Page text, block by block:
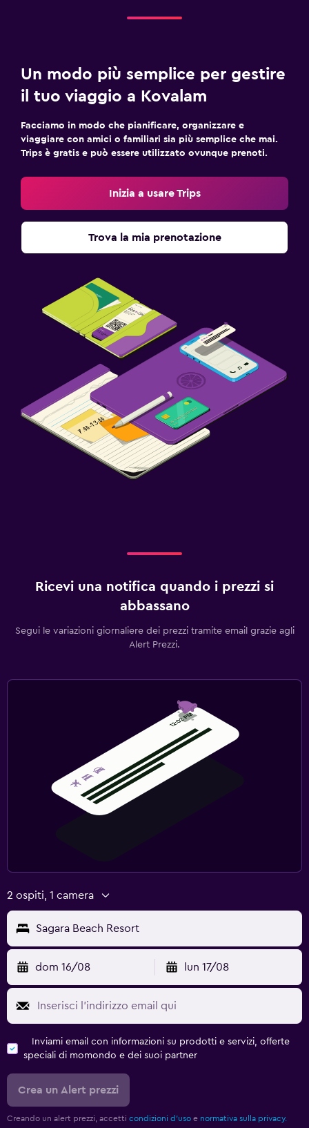
Un modo più semplice per gestire
il tuo viaggio a Kovalam
Facciamo in modo che pianificare, organizzare e
viaggiare con amici o familiari sia più semplice che mai.
Trips è gratis e può essere utilizzato ovunque prenoti.
Inizia a usare Trips
Trova la mia prenotazione
Ricevi una notifica quando i prezzi si
abbassano
Segui le variazioni giornaliere dei prezzi tramite email grazie agli
Alert Prezzi.
2 ospiti, 1 camera
Sagara Beach Resort
dom 16/08 lun 17/08
Inviami email con informazioni su prodotti e servizi, offerte
speciali di momondo e dei suoi partner
Crea un Alert prezzi
Creando un alert prezzi, accetti condizioni d'uso e normativa sulla privacy.